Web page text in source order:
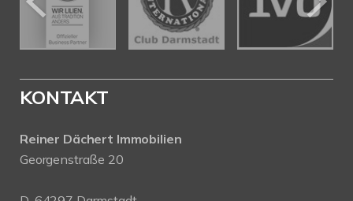
KONTAKT
Reiner Dächert Immobilien
Georgenstraße 20